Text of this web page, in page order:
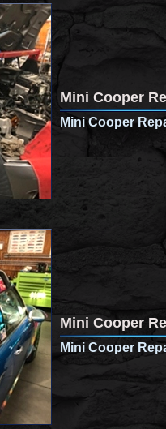
Mini Cooper
Mini Cooper
Mini Cooper
Mini Cooper